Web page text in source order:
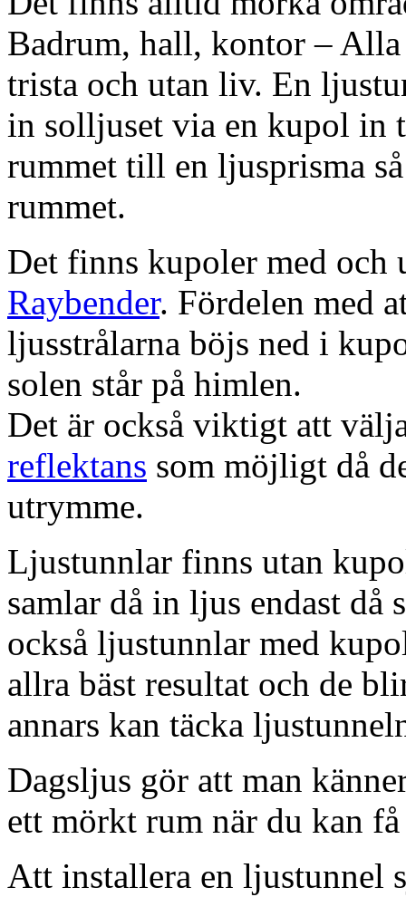
Badrum, hall, kontor – Alla
trista och utan liv. En
in solljuset via en kupol in
rummet till en ljusprisma
rummet.
Det finns kupoler med och
Raybender. Fördelen med
ljusstrålarna böjs ned i
solen står på himlen.
Det är också viktigt att
reflektans som möjligt då
utrymme.
Ljustunnlar finns utan
samlar då in ljus endast då
också ljustunnlar med
allra bäst resultat och de
annars kan täcka
Dagsljus gör att man
ett mörkt rum när du kan
Att installera en ljustunnel